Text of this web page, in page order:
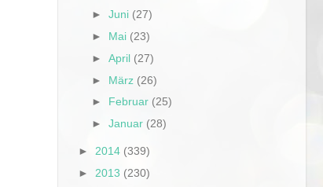
►Juni (27)
► Mai (23)
►April (27)
► März (26)
► Februar (25)
►Januar (28)
► 2014 (339)
► 2013 (230)